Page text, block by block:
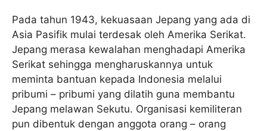
Pada tahun 1943, kekuasaan Jepang yang ada di
Asia Pasifik mulai terdesak oleh Amerika Serikat.
Jepang merasa kewalahan menghadapi Amerika
Serikat sehingga mengharuskannya untuk
meminta bantuan kepada Indonesia melalui
pribumi – pribumi yang dilatih guna membantu
Jepang melawan Sekutu. Organisasi kemiliteran
pun dibentuk dengan anggota orang – orang